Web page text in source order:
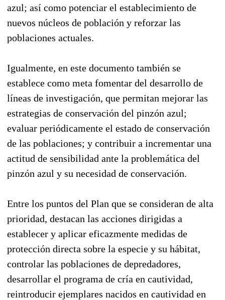
azul; así como potenciar el establecimiento de
nuevos núcleos de población y reforzar las
poblaciones actuales.
Igualmente, en este documento también se
establece como meta fomentar del desarrollo de
líneas de investigación, que permitan mejorar las
estrategias de conservación del pinzón azul;
evaluar periódicamente el estado de conservación
de las poblaciones; y contribuir a incrementar una
actitud de sensibilidad ante la problemática del
pinzón azul y su necesidad de conservación.
Entre los puntos del Plan que se consideran de alta
prioridad, destacan las acciones dirigidas a
establecer y aplicar eficazmente medidas de
protección directa sobre la especie y su hábitat,
controlar las poblaciones de depredadores,
desarrollar el programa de cría en cautividad,
reintroducir ejemplares nacidos en cautividad en